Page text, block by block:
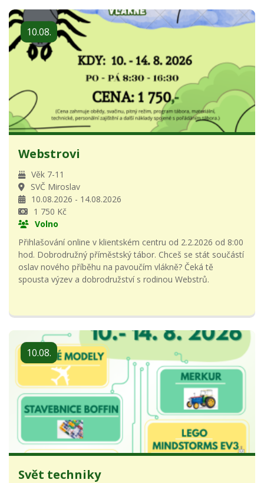
10.08.
Webstrovi
Věk 7-11
SVČ Miroslav
10.08.2026 - 14.08.2026
1 750 Kč
Volno
Přihlašování online v klientském centru od 2.2.2026 od 8:00
hod. Dobrodružný příměstský tábor. Chceš se stát součástí
oslav nového příběhu na pavoučím vlákně? Čeká tě
spousta výzev a dobrodružství s rodinou Webstrů.
10.08.
Svět techniky